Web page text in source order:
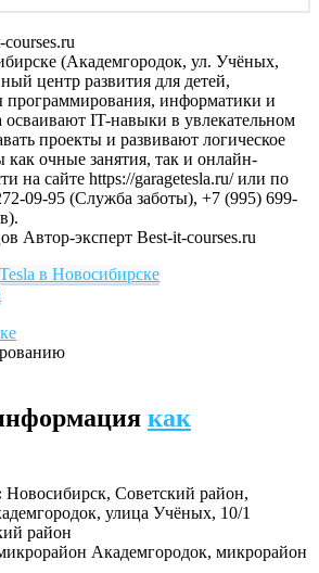
(Академгородок, ул. Учёных,
центр развития для детей,
информатики и
осваивают IT-навыки в увлекательном
проекты и развивают логическое
очные занятия, так и онлайн-
на сайте https://garagetesla.ru/ или по
09-95 (Служба заботы), +7 (995) 699-
Автор-эксперт Best-it-courses.ru
в Новосибирске
как
Новосибирск, Советский район,
улица Учёных, 10/1
район
Академгородок, микрорайон